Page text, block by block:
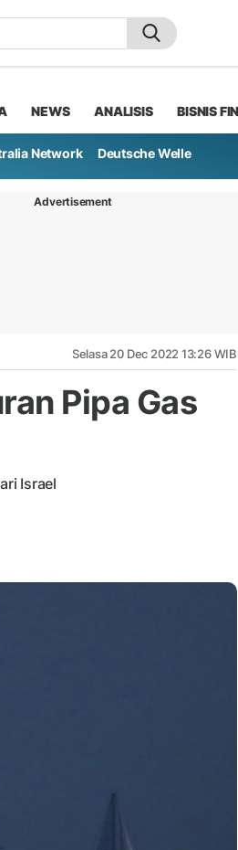
NEWS ANALISIS BISNIS
Network Deutsche Welle
Advertisement
Selasa 20 Dec 2022 13:26 WIB
Pipa Gas
Israel